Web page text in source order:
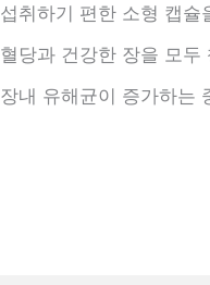
섭취하기 편한 소형 캡슐
혈당과 건강한 장을 모두
장내 유해균이 증가하는